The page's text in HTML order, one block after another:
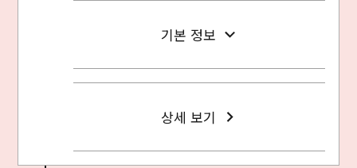
기본 정보
상세 보기